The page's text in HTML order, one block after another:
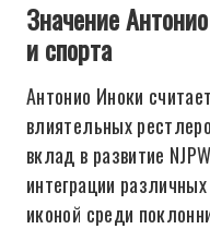
Значение
и спорта
Антонио Иноки
влиятельных
вклад в развитие
интеграции
иконой среди